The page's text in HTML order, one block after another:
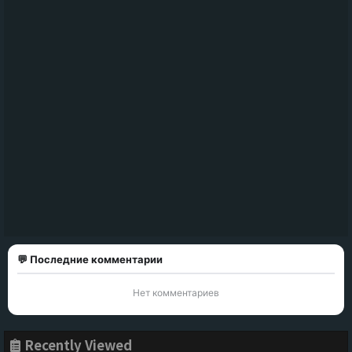
💬 Последние комментарии
Нет комментариев
Recently Viewed